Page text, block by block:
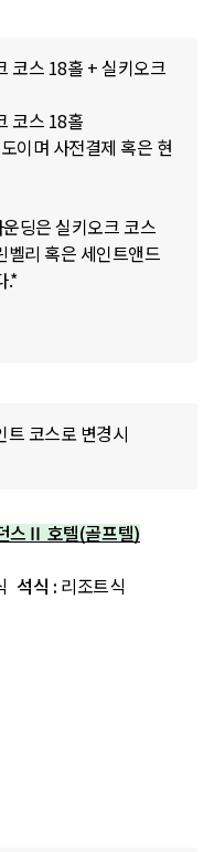
코스 18홀 + 실키오크
코스 18홀
이며 사전결제 혹은 현
딩은 실키오크 코스
벨리 혹은 세인트앤드
.*
트 코스로 변경시
스Ⅱ 호텔(골프텔)
석식 : 리조트식